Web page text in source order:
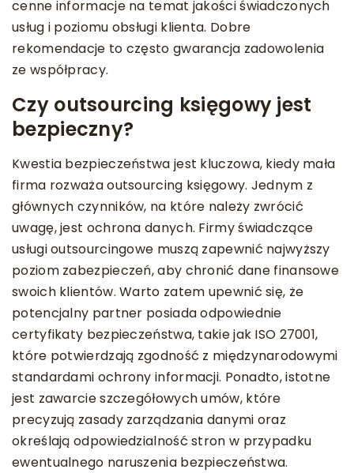
cenne informacje na temat jakości świadczonych
usług i poziomu obsługi klienta. Dobre
rekomendacje to często gwarancja zadowolenia
ze współpracy.
Czy outsourcing księgowy jest
bezpieczny?
Kwestia bezpieczeństwa jest kluczowa, kiedy mała
firma rozważa outsourcing księgowy. Jednym z
głównych czynników, na które należy zwrócić
uwagę, jest ochrona danych. Firmy świadczące
usługi outsourcingowe muszą zapewnić najwyższy
poziom zabezpieczeń, aby chronić dane finansowe
swoich klientów. Warto zatem upewnić się, że
potencjalny partner posiada odpowiednie
certyfikaty bezpieczeństwa, takie jak ISO 27001,
które potwierdzają zgodność z międzynarodowymi
standardami ochrony informacji. Ponadto, istotne
jest zawarcie szczegółowych umów, które
precyzują zasady zarządzania danymi oraz
określają odpowiedzialność stron w przypadku
ewentualnego naruszenia bezpieczeństwa.